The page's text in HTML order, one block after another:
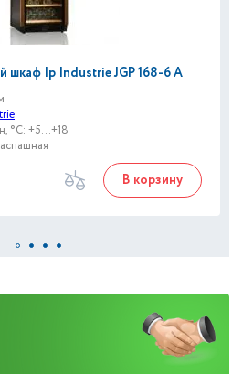
шкаф Ip Industrie JGP 168-6 A
°C: +5...+18
В корзину